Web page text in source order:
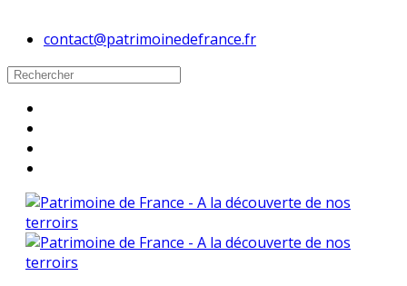
contact@patrimoinedefrance.fr